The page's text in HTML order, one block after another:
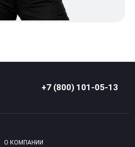
+7 (800) 101-05-13
О КОМПАНИИ